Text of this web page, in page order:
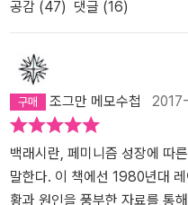
‘남성의 일자리’에 발붙이지 못
가부장적 카르텔이 어떻게 여
지어 일을 하기 위해 여성 스스
권리’를 보호한다는 명목으로
구도로 분열시켰는지를 보여 준
러 저자의 거실, 여성 노동자들
친화적’인 낙태 반대론자들이
변호사와 산모 측 변호사가 ‘각
공감 (47) 댓글 (16)
조그만 메모수첩
백래시란, 페미니즘 성장에 따
말한다. 이 책에선 1980년대
황과 원인을 풍부한 자료를 통